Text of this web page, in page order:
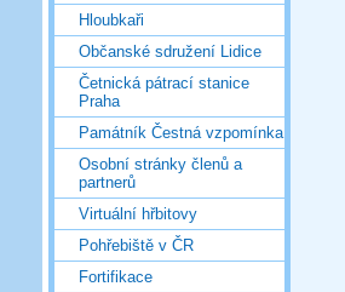
Hloubkaři
Občanské sdružení Lidice
Četnická pátrací stanice
Praha
Památník Čestná vzpomínka
Osobní stránky členů a
partnerů
Virtuální hřbitovy
Pohřebiště v ČR
Fortifikace